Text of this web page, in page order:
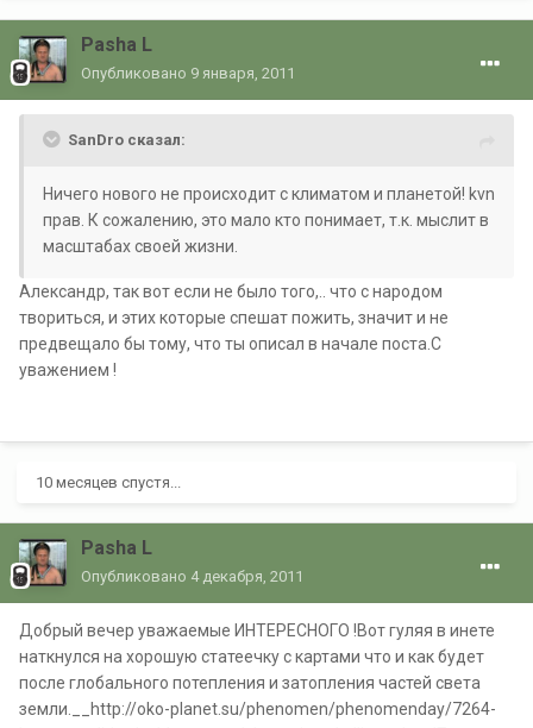
Pasha L
Опубликовано 9 января, 2011
SanDro сказал:
Ничего нового не происходит с климатом и планетой! kvn
прав. К сожалению, это мало кто понимает, т.к. мыслит в
масштабах своей жизни.
Александр, так вот если не было того,.. что с народом
твориться, и этих которые спешат пожить, значит и не
предвещало бы тому, что ты описал в начале поста.С
уважением !
10 месяцев спустя...
Pasha L
Опубликовано 4 декабря, 2011
Добрый вечер уважаемые ИНТЕРЕСНОГО !Вот гуляя в инете
наткнулся на хорошую статеечку с картами что и как будет
после глобального потепления и затопления частей света
земли.__http://oko-planet.su/phenomen/phenomenday/7264-